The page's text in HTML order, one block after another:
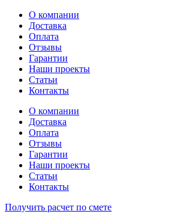
Перейти
содержимому
О компании
Доставка
Оплата
Отзывы
Гарантии
Наши проекты
Статьи
Контакты
О компании
Доставка
Оплата
Отзывы
Гарантии
Наши проекты
Статьи
Контакты
Получить расчет по смете